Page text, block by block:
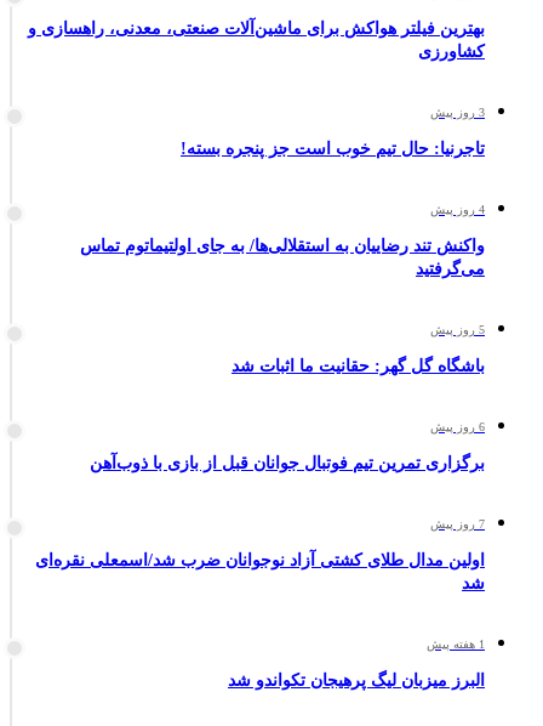
بهترین فیلتر هواکش برای ماشین‌آلات صنعتی، معدنی، راهسازی و
کشاورزی
3 روز پیش
تاجرنیا: حال تیم خوب است جز پنجره بسته!
4 روز پیش
واکنش تند رضاییان به استقلالی‌ها/ به جای اولتیماتوم تماس
می‌گرفتید
5 روز پیش
باشگاه گل گهر: حقانیت ما اثبات شد
6 روز پیش
برگزاری تمرین تیم فوتبال جوانان قبل از بازی با ذوب‌آهن
7 روز پیش
اولین مدال طلای کشتی آزاد نوجوانان ضرب شد/اسمعلی نقره‌ای
شد
1 هفته پیش
البرز میزبان لیگ پرهیجان تکواندو شد